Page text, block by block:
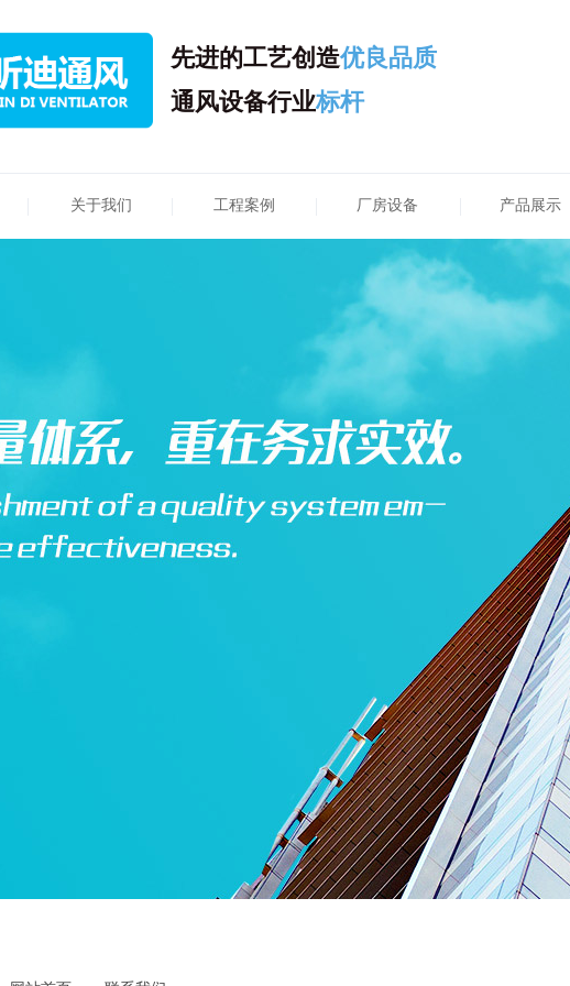
先进的工艺创造优良品质
通风设备行业标杆
关于我们 工程案例 厂房设备 产品展示